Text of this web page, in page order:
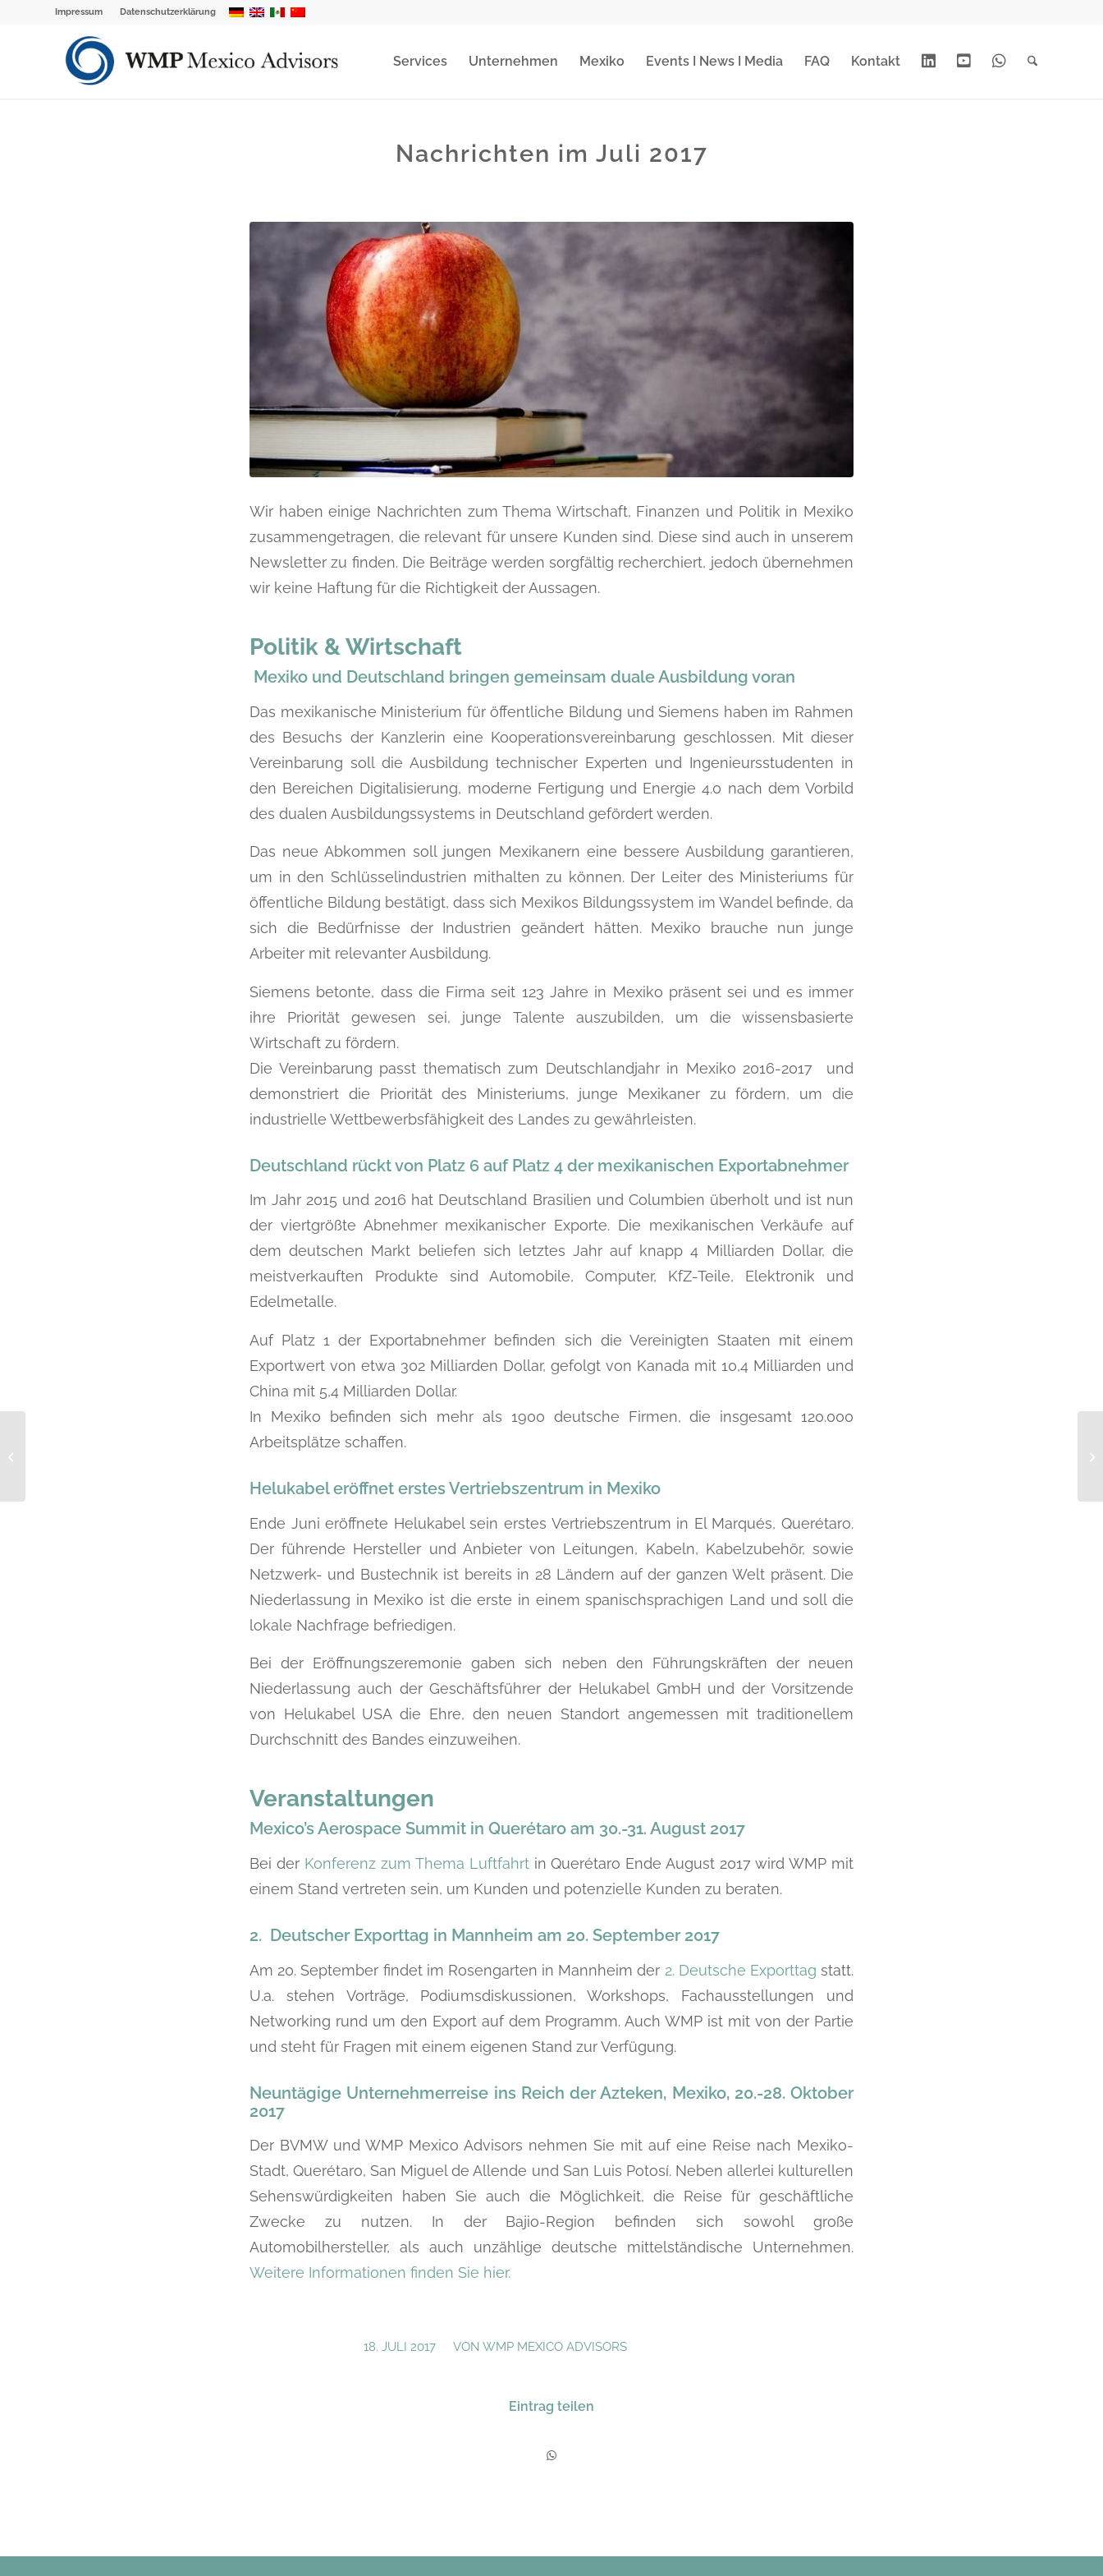
Impressum Datenschutzerklärung
Services Unternehmen Mexiko Events I News I Media FAQ Kontakt LinkedinYoutubeWhats
Nachrichten im Juli 2017
Wir haben einige Nachrichten zum Thema Wirtschaft, Finanzen und Politik in Mexiko
zusammengetragen, die relevant für unsere Kunden sind. Diese sind auch in unserem
Newsletter zu finden. Die Beiträge werden sorgfältig recherchiert, jedoch übernehmen
wir keine Haftung für die Richtigkeit der Aussagen.
Politik & Wirtschaft
Mexiko und Deutschland bringen gemeinsam duale Ausbildung voran
Das mexikanische Ministerium für öffentliche Bildung und Siemens haben im Rahmen
des Besuchs der Kanzlerin eine Kooperationsvereinbarung geschlossen. Mit dieser
Vereinbarung soll die Ausbildung technischer Experten und Ingenieursstudenten in
den Bereichen Digitalisierung, moderne Fertigung und Energie 4.0 nach dem Vorbild
des dualen Ausbildungssystems in Deutschland gefördert werden.
Das neue Abkommen soll jungen Mexikanern eine bessere Ausbildung garantieren,
um in den Schlüsselindustrien mithalten zu können. Der Leiter des Ministeriums für
öffentliche Bildung bestätigt, dass sich Mexikos Bildungssystem im Wandel befinde, da
sich die Bedürfnisse der Industrien geändert hätten. Mexiko brauche nun junge
Arbeiter mit relevanter Ausbildung.
Siemens betonte, dass die Firma seit 123 Jahre in Mexiko präsent sei und es immer
ihre Priorität gewesen sei, junge Talente auszubilden, um die wissensbasierte
Wirtschaft zu fördern.
Die Vereinbarung passt thematisch zum Deutschlandjahr in Mexiko 2016-2017 und
demonstriert die Priorität des Ministeriums, junge Mexikaner zu fördern, um die
industrielle Wettbewerbsfähigkeit des Landes zu gewährleisten.
Deutschland rückt von Platz 6 auf Platz 4 der mexikanischen Exportabnehmer
Im Jahr 2015 und 2016 hat Deutschland Brasilien und Columbien überholt und ist nun
der viertgrößte Abnehmer mexikanischer Exporte. Die mexikanischen Verkäufe auf
dem deutschen Markt beliefen sich letztes Jahr auf knapp 4 Milliarden Dollar, die
meistverkauften Produkte sind Automobile, Computer, KfZ-Teile, Elektronik und
Edelmetalle.
Auf Platz 1 der Exportabnehmer befinden sich die Vereinigten Staaten mit einem
Exportwert von etwa 302 Milliarden Dollar, gefolgt von Kanada mit 10,4 Milliarden und
China mit 5,4 Milliarden Dollar.
In Mexiko befinden sich mehr als 1900 deutsche Firmen, die insgesamt 120.000
Arbeitsplätze schaffen.
Helukabel eröffnet erstes Vertriebszentrum in Mexiko
Ende Juni eröffnete Helukabel sein erstes Vertriebszentrum in El Marqués, Querétaro.
Der führende Hersteller und Anbieter von Leitungen, Kabeln, Kabelzubehör, sowie
Netzwerk- und Bustechnik ist bereits in 28 Ländern auf der ganzen Welt präsent. Die
Niederlassung in Mexiko ist die erste in einem spanischsprachigen Land und soll die
lokale Nachfrage befriedigen.
Bei der Eröffnungszeremonie gaben sich neben den Führungskräften der neuen
Niederlassung auch der Geschäftsführer der Helukabel GmbH und der Vorsitzende
von Helukabel USA die Ehre, den neuen Standort angemessen mit traditionellem
Durchschnitt des Bandes einzuweihen.
Veranstaltungen
Mexico’s Aerospace Summit in Querétaro am 30.-31. August 2017
Bei derKonferenz zum Thema Luftfahrtin Querétaro Ende August 2017 wird WMP mit
einem Stand vertreten sein, um Kunden und potenzielle Kunden zu beraten.
2. Deutscher Exporttag in Mannheim am 20. September 2017
Am 20. September findet im Rosengarten in Mannheim der 2. Deutsche Exporttag statt.
U.a. stehen Vorträge, Podiumsdiskussionen, Workshops, Fachausstellungen und
Networking rund um den Export auf dem Programm. Auch WMP ist mit von der Partie
und steht für Fragen mit einem eigenen Stand zur Verfügung.
Neuntägige Unternehmerreise ins Reich der Azteken, Mexiko, 20.-28. Oktober
2017
Der BVMW und WMP Mexico Advisors nehmen Sie mit auf eine Reise nach Mexiko-
Stadt, Querétaro, San Miguel de Allende und San Luis Potosí. Neben allerlei kulturellen
Sehenswürdigkeiten haben Sie auch die Möglichkeit, die Reise für geschäftliche
Zwecke zu nutzen. In der Bajio-Region befinden sich sowohl große
Automobilhersteller, als auch unzählige deutsche mittelständische Unternehmen.
Weitere Informationen finden Sie hier.
18. JULI 2017
/ VON WMP MEXICO ADVISORS
Eintrag teilen